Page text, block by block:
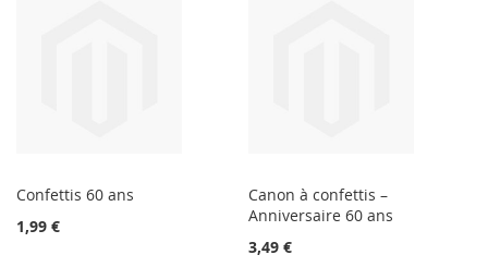
Confettis 60 ans
1,99 €
Canon à confettis –
Anniversaire 60 ans
3,49 €